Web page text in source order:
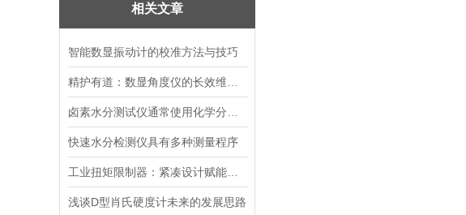
相关文章
智能数显振动计的校准方法与技巧
快速水分检测仪具有多种测量程序
浅谈D型肖氏硬度计未来的发展思路